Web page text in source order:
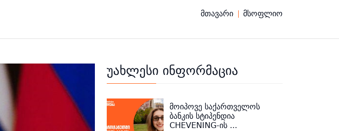
მთავარი მსოფლიო
უახლესი ინფორმაცია
მოიპოვე საქართველოს
ბანკის სტიპენდია
CHEVENING-ის ...